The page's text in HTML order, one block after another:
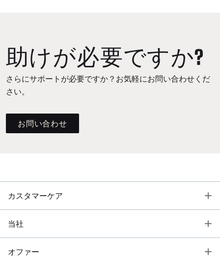
助けが必要ですか?
さらにサポートが必要ですか？お気軽にお問い合わせくだ
さい。
お問い合わせ
カスタマーケア
当社
オファー